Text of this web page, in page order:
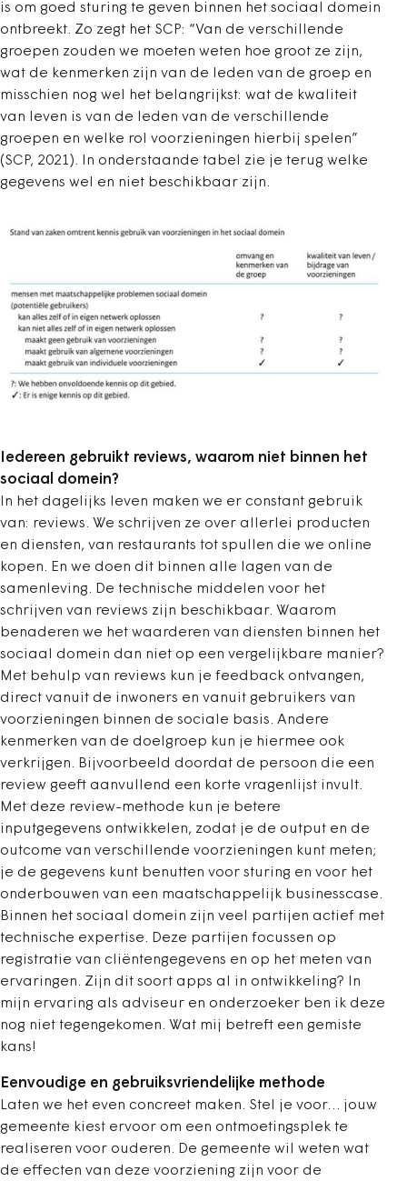
is om goed sturing te geven binnen het sociaal domein
ontbreekt. Zo zegt het SCP: “Van de verschillende
groepen zouden we moeten weten hoe groot ze zijn,
wat de kenmerken zijn van de leden van de groep en
misschien nog wel het belangrijkst: wat de kwaliteit
van leven is van de leden van de verschillende
groepen en welke rol voorzieningen hierbij spelen”
(SCP, 2021). In onderstaande tabel zie je terug welke
gegevens wel en niet beschikbaar zijn.
Iedereen gebruikt reviews, waarom niet binnen het
sociaal domein?
In het dagelijks leven maken we er constant gebruik
van: reviews. We schrijven ze over allerlei producten
en diensten, van restaurants tot spullen die we online
kopen. En we doen dit binnen alle lagen van de
samenleving. De technische middelen voor het
schrijven van reviews zijn beschikbaar. Waarom
benaderen we het waarderen van diensten binnen het
sociaal domein dan niet op een vergelijkbare manier?
Met behulp van reviews kun je feedback ontvangen,
direct vanuit de inwoners en vanuit gebruikers van
voorzieningen binnen de sociale basis. Andere
kenmerken van de doelgroep kun je hiermee ook
verkrijgen. Bijvoorbeeld doordat de persoon die een
review geeft aanvullend een korte vragenlijst invult.
Met deze review-methode kun je betere
inputgegevens ontwikkelen, zodat je de output en de
outcome van verschillende voorzieningen kunt meten;
je de gegevens kunt benutten voor sturing en voor het
onderbouwen van een maatschappelijk businesscase.
Binnen het sociaal domein zijn veel partijen actief met
technische expertise. Deze partijen focussen op
registratie van cliëntengegevens en op het meten van
ervaringen. Zijn dit soort apps al in ontwikkeling? In
mijn ervaring als adviseur en onderzoeker ben ik deze
nog niet tegengekomen. Wat mij betreft een gemiste
kans!
Eenvoudige en gebruiksvriendelijke methode
Laten we het even concreet maken. Stel je voor… jouw
gemeente kiest ervoor om een ontmoetingsplek te
realiseren voor ouderen. De gemeente wil weten wat
de effecten van deze voorziening zijn voor de